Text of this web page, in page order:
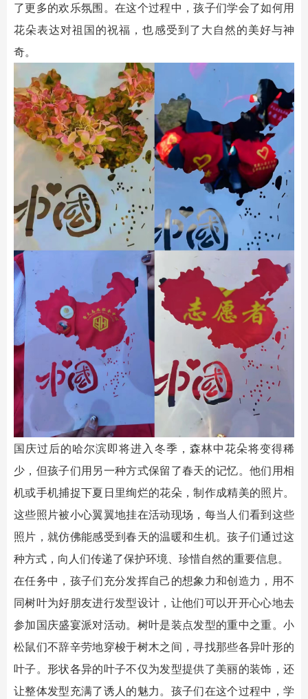
了更多的欢乐氛围。在这个过程中，孩子们学会了如何用
花朵表达对祖国的祝福，也感受到了大自然的美好与神
奇。
国庆过后的哈尔滨即将进入冬季，森林中花朵将变得稀
少，但孩子们用另一种方式保留了春天的记忆。他们用相
机或手机捕捉下夏日里绚烂的花朵，制作成精美的照片。
这些照片被小心翼翼地挂在活动现场，每当人们看到这些
照片，就仿佛能感受到春天的温暖和生机。孩子们通过这
种方式，向人们传递了保护环境、珍惜自然的重要信息。
在任务中，孩子们充分发挥自己的想象力和创造力，用不
同树叶为好朋友进行发型设计，让他们可以开开心心地去
参加国庆盛宴派对活动。树叶是装点发型的重中之重。小
松鼠们不辞辛劳地穿梭于树木之间，寻找那些各异叶形的
叶子。形状各异的叶子不仅为发型提供了美丽的装饰，还
让整体发型充满了诱人的魅力。孩子们在这个过程中，学